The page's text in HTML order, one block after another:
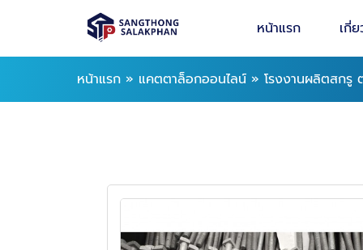
หน้าแรก เกี่
หน้าแรก » แคตตาล็อกออนไลน์ » โรงงานผลิตสกรู